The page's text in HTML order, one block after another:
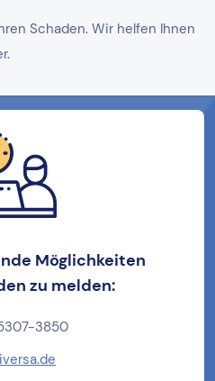
Schaden. Wir helfen Ihnen
Möglichkeiten
zu melden:
3850